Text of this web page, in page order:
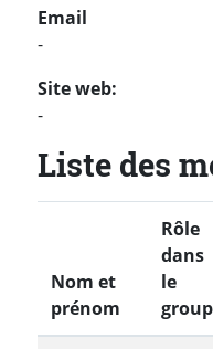
Email
-
Site web:
-
Liste des
Nom et
prénom
Rôle
dans
le